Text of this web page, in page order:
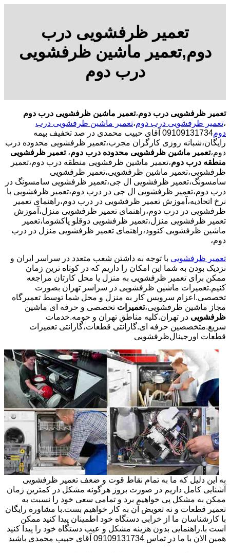
تعمیر ظرفشویی درب
دوم,تعمیر ماشین ظرفشویی
درب دوم
تعمیر ظرفشویی درب دوم،تعمیر ماشین ظرفشویی درب دوم
،تعمیر ظرفشویی درب دوم،تعمیر ماشین ظرفشویی درب
دوم
09109131734 آقای حبیب محمدی در صد تخفیف بیمه
رایگان،شبانه روزی کارگران مجرب،تعمیر ظرفشویی محدوده درب
دوم،تعمیر ماشین ظرفشویی محدوده درب دوم، تعمیر ظرفشویی
منطقه درب دوم،تعمیر ماشین ظرفشویی منطقه درب دوم،تعمیر
ظرفشویی،تعمیر ماشین ظرفشویی،تعمیر ظرفشویی
سامسونگ،تعمیر ظرفشویی ال جی،تعمیر ظرفشویی سامسونگ در
درب دوم،تعمیر ظرفشویی ال جی در درب دوم،تعمیر ظرفشویی با
نرخ اتحادیه،آموزش تعمیر ظرفشویی در درب دوم،راهنمای تعمیر
ظرفشویی در درب دوم،راهنمای تعمیر ظرفشویی منزل،آموزش
تعمیر ظرفشویی منزل،تعمیر ظرفشویی دوقلو پاکشوما،تعمیر
ماشین ظرفشویی کنوود،راهنمای تعمیر ظرفشویی منزل در درب
دوم،
تعمیر ظرفشویی با توجه به داشتن شعب متعدد در سراسر ایران و
نزدیک بودن به شما این امکان را داریم که در کوتاه ترین زمان
ممکن برای تعمیر ظرفشویی به منزل یا محل کارتان مراجعه
کنیم.تعمیرات ماشین ظرفشویی در سراسر تهران بصورت
تخصصی.اعزام سرویس کار به منزل و محل شما توسط تعمیرگاه
مجاز ماشین ظرفشویی،تعمیرات تخصصی و حرفه ای ماشین
ظرفشویی در تهران.کلیه مناطق تهران و حومه.خدمات
سریع.متخصصین حرفه ای.گارانتی قطعات،گارانتی تعمیرات
قطعات اورجینالظرفشویی
به این دلیل که ما به تمام نقاط قوت و ضعف تعمیر ظرفشویی
آشنایی کامل داریم در صورت بروز هرگونه مشکل در کمترین زمان
ممکن به مشکل پی خواهیم برد و تمامی سعی خود را نسبت به
تعمیر قطعات و نه تعویض آن به کار خواهیم بست.با مشاوره رایگان
با کارشناسان ما از خرابی دستگاه خود اطمینان پیدا کنید ممکن
است با.راهنمایی بدون هزینه مشکل و عیب دستگاه خود را پیدا کنید
همین الان با ما در تماس 09109131734 آقای حبیب محمدی باشید